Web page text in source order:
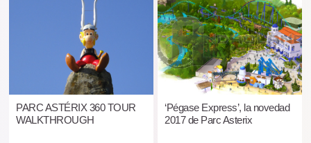
PARC ASTÉRIX 360 TOUR
WALKTHROUGH
‘Pégase Express’, la novedad
2017 de Parc Asterix